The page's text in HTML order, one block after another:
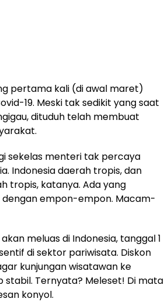
pertama kali (di awal maret)
19. Meski tak sedikit yang saat
dituduh telah membuat
sekelas menteri tak percaya
Indonesia daerah tropis, dan
tropis, katanya. Ada yang
empon-empon. Macam-
meluas di Indonesia, tanggal 1
di sektor pariwisata. Diskon
kunjungan wisatawan ke
stabil. Ternyata? Meleset! Di mata
konyol.